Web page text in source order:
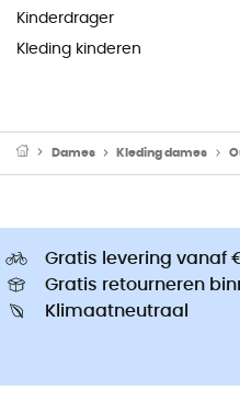
Kinderdrager
Kleding kinderen
Dames Kleding dames
Gratis levering vanaf
Gratis retourneren
Klimaatneutraal